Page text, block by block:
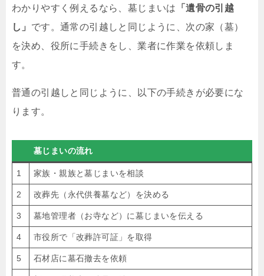
わかりやすく例えるなら、墓じまいは
「遺骨の引越
し」 です。通常の引越しと同じように、次の家（墓）
を決め、役所に手続きをし、業者に作業を依頼しま
す。
普通の引越しと同じように、以下の手続きが必要にな
ります。
墓じまいの流れ
1 家族・親族と墓じまいを相談
2 改葬先（永代供養墓など）を決める
3 墓地管理者（お寺など）に墓じまいを伝える
4 市役所で「改葬許可証」を取得
5 石材店に墓石撤去を依頼